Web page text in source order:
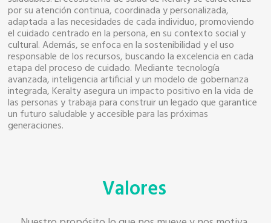
por su atención continua, coordinada y personalizada,
adaptada a las necesidades de cada individuo, promoviendo
el cuidado centrado en la persona, en su contexto social y
cultural. Además, se enfoca en la sostenibilidad y el uso
responsable de los recursos, buscando la excelencia en cada
etapa del proceso de cuidado. Mediante tecnología
avanzada, inteligencia artificial y un modelo de gobernanza
integrada, Keralty asegura un impacto positivo en la vida de
las personas y trabaja para construir un legado que garantice
un futuro saludable y accesible para las próximas
generaciones.
Valores